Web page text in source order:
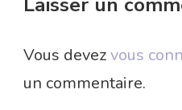
Vous devezvous
un commentaire.